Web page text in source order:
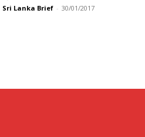
Sri Lanka Brief - 30/01/2017